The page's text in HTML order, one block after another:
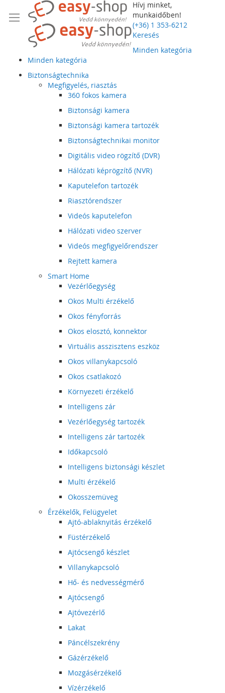
Hívj minket,
munkaidőben!
(+36) 1 353-6212
Keresés
Minden kategória
Minden kategória
Biztonságtechnika
Megfigyelés, riasztás
360 fokos kamera
Biztonsági kamera
Biztonsági kamera tartozék
Biztonságtechnikai monitor
Digitális video rögzítő (DVR)
Hálózati képrögzítő (NVR)
Kaputelefon tartozék
Riasztórendszer
Videós kaputelefon
Hálózati video szerver
Videós megfigyelőrendszer
Rejtett kamera
Smart Home
Vezérlőegység
Okos Multi érzékelő
Okos fényforrás
Okos elosztó, konnektor
Virtuális asszisztens eszköz
Okos villanykapcsoló
Okos csatlakozó
Környezeti érzékelő
Intelligens zár
Vezérlőegység tartozék
Intelligens zár tartozék
Időkapcsoló
Intelligens biztonsági készlet
Multi érzékelő
Okosszemüveg
Érzékelők, Felügyelet
Ajtó-ablaknyitás érzékelő
Füstérzékelő
Ajtócsengő készlet
Villanykapcsoló
Hő- és nedvességmérő
Ajtócsengő
Ajtóvezérlő
Lakat
Páncélszekrény
Gázérzékelő
Mozgásérzékelő
Vízérzékelő